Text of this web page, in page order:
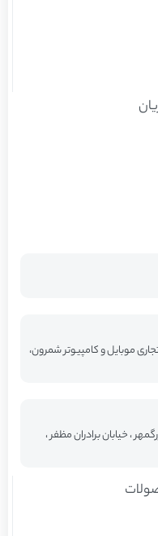
موبایل و کامپیوتر شمرون،
، خیابان برادران مظفر ،